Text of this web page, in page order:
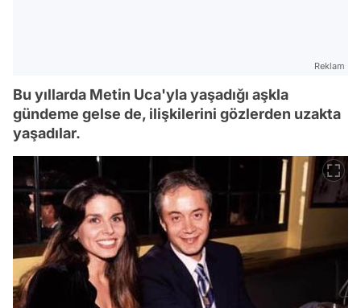
Reklam
Bu yıllarda Metin Uca'yla yaşadığı aşkla
gündeme gelse de, ilişkilerini gözlerden uzakta
yaşadılar.